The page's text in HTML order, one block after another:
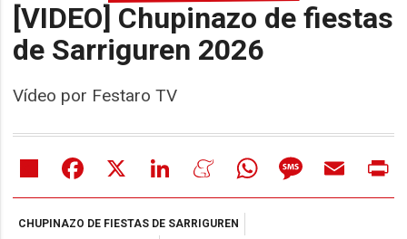
[VIDEO] Chupinazo de fiestas
de Sarriguren 2026
Vídeo por Festaro TV
Share Facebook LinkedIn MeneameWhatsAppMessageEmail
CHUPINAZO DE FIESTAS DE SARRIGUREN